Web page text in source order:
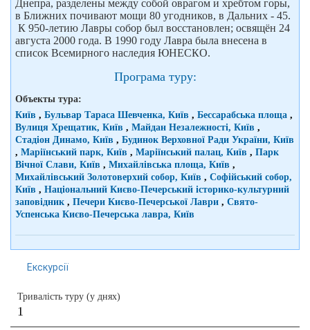
Днепра, разделены между собой оврагом и хребтом горы,
в Ближних почивают мощи 80 угодников, в Дальних - 45.
К 950-летию Лавры собор был восстановлен; освящён 24
августа 2000 года. В 1990 году Лавра была внесена в
список Всемирного наследия ЮНЕСКО.
Програма туру:
Объекты тура:
Київ , Бульвар Тараса Шевченка, Київ , Бессарабська площа ,
Вулиця Хрещатик, Київ , Майдан Незалежності, Київ ,
Стадіон Динамо, Київ , Будинок Верховної Ради України, Київ
, Маріїнський парк, Київ , Маріїнський палац, Київ , Парк
Вічної Слави, Київ , Михайлівська площа, Київ ,
Михайлівський Золотоверхий собор, Київ , Софійський собор,
Київ , Національний Києво-Печерський історико-культурний
заповідник , Печери Києво-Печерської Лаври , Свято-
Успенська Києво-Печерська лавра, Київ
Екскурсії
Тривалість туру (у днях)
1